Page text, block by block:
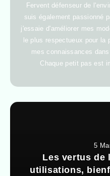
Fervent défenseur de
suis également passionné
j'essaie d'améliorer mes
le plus respectueux pour
mes connaissances
Chaque petit pas est
5
Les vertus de
utilisations,